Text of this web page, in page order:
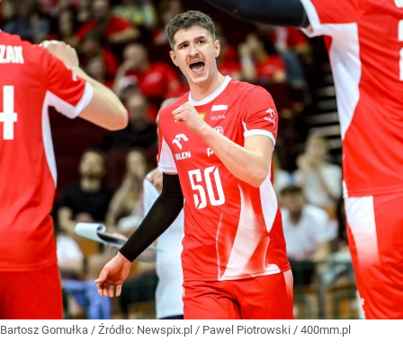
Bartosz Gomułka / Źródło: Newspix.pl / Pawel Piotrowski / 400mm.pl